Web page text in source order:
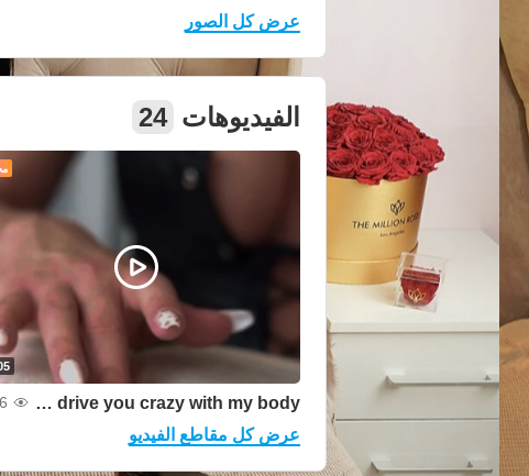
عرض كل الصور
الفيديوهات 24
Let me drive you crazy with my body
عرض كل مقاطع الفيديو